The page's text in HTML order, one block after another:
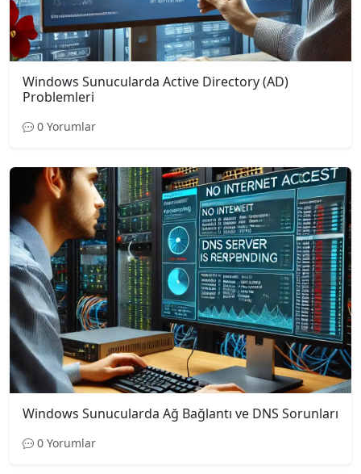
Windows Sunucularda Active Directory (AD)
Problemleri
0 Yorumlar
Windows Sunucularda Ağ Bağlantı ve DNS Sorunları
0 Yorumlar